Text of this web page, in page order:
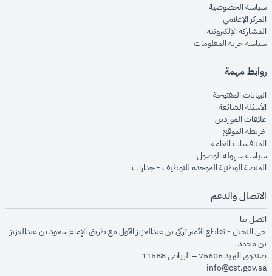
سياسة الخصوصيةopens in new window
المركز الإعلاميopens in new window
المشاركة الإلكترونيةopens in new window
سياسة حرية المعلوماتopens in new window
روابط مهمة
البيانات المفتوحةopens in new window
الأسئلة الشائعةopens in new window
علاقات الموردينopens in new window
خريطة الموقعopens in new window
المنافسات العامةopens in new window
سياسة سهولة الوصولopens in new window
المنصة الوطنية الموحدة للتوظيف - جداراتopens in new window
الاتصال والدعم
اتصل بنا
حي النخيل - تقاطع الأمير تركي بن عبدالعزيز الأول مع طريق الإمام سعود بن عبدالعزيز
بن محمد
صندوق البريد 75606 – الرياض 11588
info@cst.gov.sa